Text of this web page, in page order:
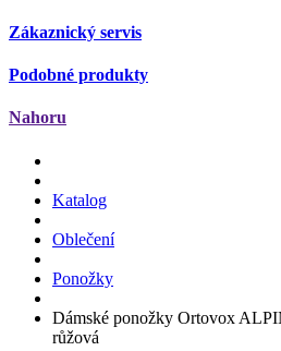
Zákaznický servis
Podobné produkty
Nahoru
Katalog
Oblečení
Ponožky
Dámské ponožky Ortovox
růžová